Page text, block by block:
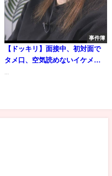
事件簿
【ドッキリ】面接中、初対面で
タメ口、空気読めないイケメ